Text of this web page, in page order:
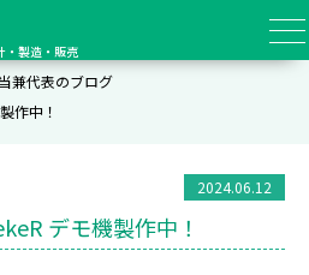
・製造・販売
兼代表のブログ
作中！
2024.06.12
デモ機製作中！